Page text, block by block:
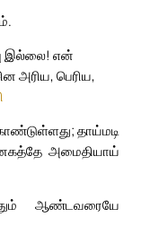
இல்லை! என்
அரிய, பெரிய,
தாய்மடி
அமைதியாய்
ஆண்டவரையே